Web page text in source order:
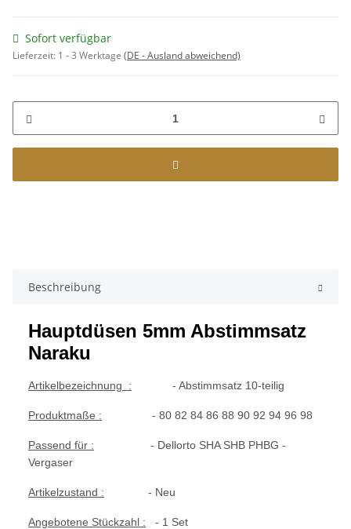
Sofort verfügbar
Lieferzeit: 1 - 3 Werktage (DE - Ausland abweichend)
Beschreibung
Hauptdüsen 5mm Abstimmsatz
Naraku
Artikelbezeichnung : - Abstimmsatz 10-teilig
Produktmaße : - 80 82 84 86 88 90 92 94 96 98
Passend für : - Dellorto SHA SHB PHBG -
Vergaser
Artikelzustand : - Neu
Angebotene Stückzahl : - 1 Set